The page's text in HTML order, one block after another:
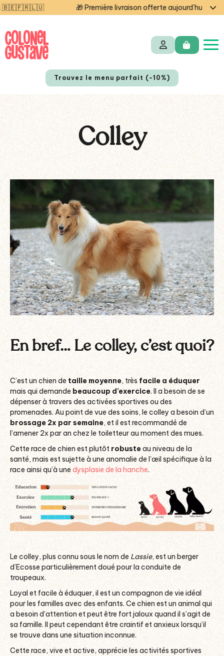
🎁 Première livraison offerte aujourd'hui — code
Trouvez le menu parfait (-10%)
Colley
En bref… Le colley, c’est quoi?
C’est un chien de taille moyenne, très facile a éduquer
mais qui demande beaucoup d’exercice. Il a besoin de se
dépenser à travers des activées sportives ou des
promenades. Au point de vue des soins, le colley a besoin d’un
brossage 2x par semaine, et il est recommandé de
l’amener 2x par an chez le toiletteur au moment des mues.
Cette race de chien est plutôt robusteau niveau de la
santé, mais est sujette à une anomalie de l’œil spécifique à la
race ainsi qu’à une dysplasie de la hanche.
Le colley, plus connu sous le nom de Lassie, est un berger
d’Ecosse particulièrement doué pour la conduite de
troupeaux.
Loyal et facile à éduquer, il est un compagnon de vie idéal
pour les familles avec des enfants. Ce chien est un animal qui
a besoin d’attention et peut être fort jaloux quand il s’agit de
sa famille. Il peut cependant être craintif et anxieux lorsqu’il
se trouve dans une situation inconnue.
Cette race, vive et active, apprécie les activités sportives